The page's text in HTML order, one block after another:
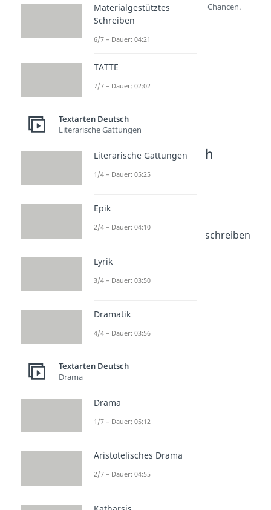
Entdecke hier deine Chancen.
Weitere Inhalte:
Textarten Deutsch
Geschichten schreiben
Bildergeschichte
Dauer: 04:59
Spannende Geschichte schreiben
Geschichten schreiben
Fantasiegeschichte
Reizwortgeschichte
Materialgestütztes
Schreiben
6/7 – Dauer: 04:21
TATTE
7/7 – Dauer: 02:02
Textarten Deutsch
Literarische Gattungen
Literarische Gattungen
1/4 – Dauer: 05:25
Epik
2/4 – Dauer: 04:10
Lyrik
3/4 – Dauer: 03:50
Dramatik
4/4 – Dauer: 03:56
Textarten Deutsch
Drama
Drama
1/7 – Dauer: 05:12
Aristotelisches Drama
2/7 – Dauer: 04:55